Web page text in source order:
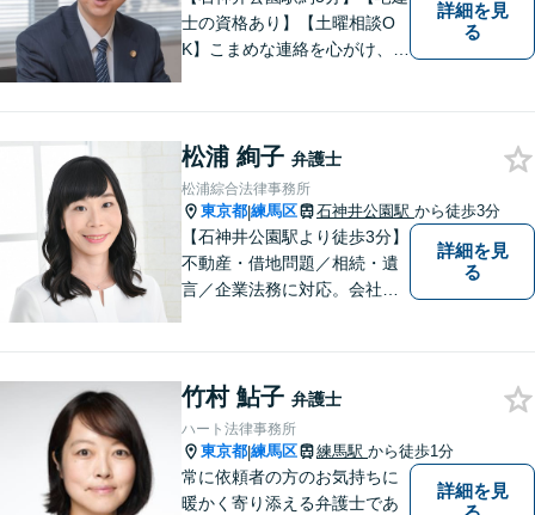
士の資格あり】【土曜相談O
K】こまめな連絡を心がけ、依
してワンストップ解決【初回
相談無料】【完全個室で対
応】
詳細を見
る
松浦 絢子 弁護士
松浦綜合法律事務所
東京都|練馬区 石神井公園駅 から徒歩3分
【石神井公園駅より徒歩3分】
不動産・借地問題／相続・遺
言／企業法務に対応。会社員
詳細を見
る
竹村 鮎子 弁護士
ハート法律事務所
東京都|練馬区 練馬駅 から徒歩1分
常に依頼者の方のお気持ちに
暖かく寄り添える弁護士であ
詳細を見